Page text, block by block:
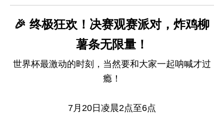
🎉 终极狂欢！决赛观赛派对，炸鸡柳
薯条无限量！
世界杯最激动的时刻，当然要和大家一起呐喊才过
瘾！
7月20日凌晨2点至6点